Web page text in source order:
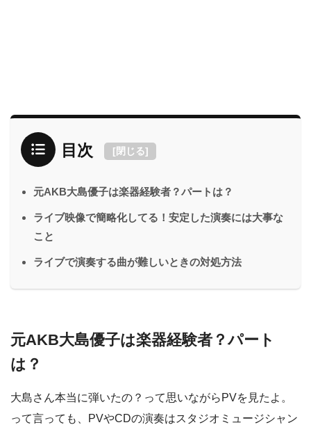
目次 [閉じる]
元AKB大島優子は楽器経験者？パートは？
ライブ映像で簡略化してる！安定した演奏には大事な
こと
ライブで演奏する曲が難しいときの対処方法
元AKB大島優子は楽器経験者？パート
は？
大島さん本当に弾いたの？って思いながらPVを見たよ。
って言っても、PVやCDの演奏はスタジオミュージシャン